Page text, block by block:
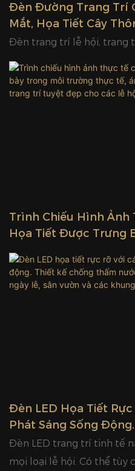
Đèn Đường Trang Trí
Mắt, Họa Tiết Cây
Trưng Bày Sản Phẩm.
Đèn trang trí lễ hội, trang
Trình Chiếu Hình Ảnh
Họa Tiết Được Trưng
Thực Tế, Ánh Sáng
Trang Trí Tuyệt Đẹp
Đèn LED Họa Tiết Rực
Phát Sáng Sống
Nước Bền Bỉ, Lý
Sân Vườn Và Các
Đèn LED trang trí tinh tế
mọi loại lễ hội. Có thể tùy